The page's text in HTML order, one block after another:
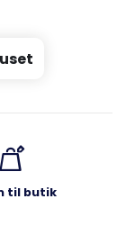
til butik